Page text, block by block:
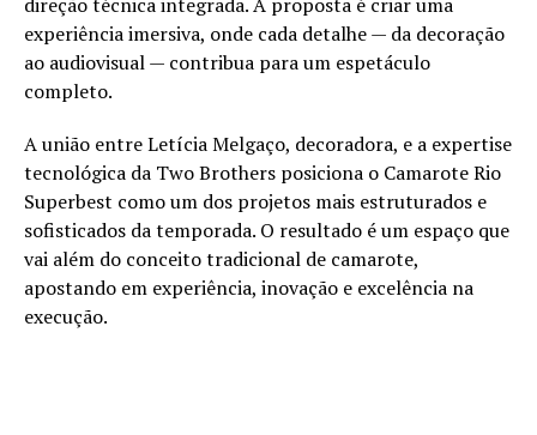
direção técnica integrada. A proposta é criar uma
experiência imersiva, onde cada detalhe — da decoração
ao audiovisual — contribua para um espetáculo
completo.
A união entre Letícia Melgaço, decoradora, e a expertise
tecnológica da Two Brothers posiciona o Camarote Rio
Superbest como um dos projetos mais estruturados e
sofisticados da temporada. O resultado é um espaço que
vai além do conceito tradicional de camarote,
apostando em experiência, inovação e excelência na
execução.